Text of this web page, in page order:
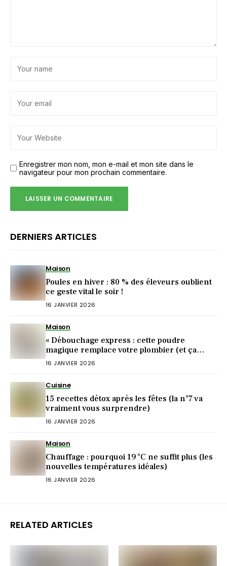
Enregistrer mon nom, mon e-mail et mon site dans le
navigateur pour mon prochain commentaire.
DERNIERS ARTICLES
Maison
Poules en hiver : 80 % des éleveurs oublient
ce geste vital le soir !
16 JANVIER 2026
Maison
« Débouchage express : cette poudre
magique remplace votre plombier (et ça
marche !) »
16 JANVIER 2026
Cuisine
15 recettes détox après les fêtes (la n°7 va
vraiment vous surprendre)
16 JANVIER 2026
Maison
Chauffage : pourquoi 19 °C ne suffit plus (les
nouvelles températures idéales)
16 JANVIER 2026
RELATED ARTICLES